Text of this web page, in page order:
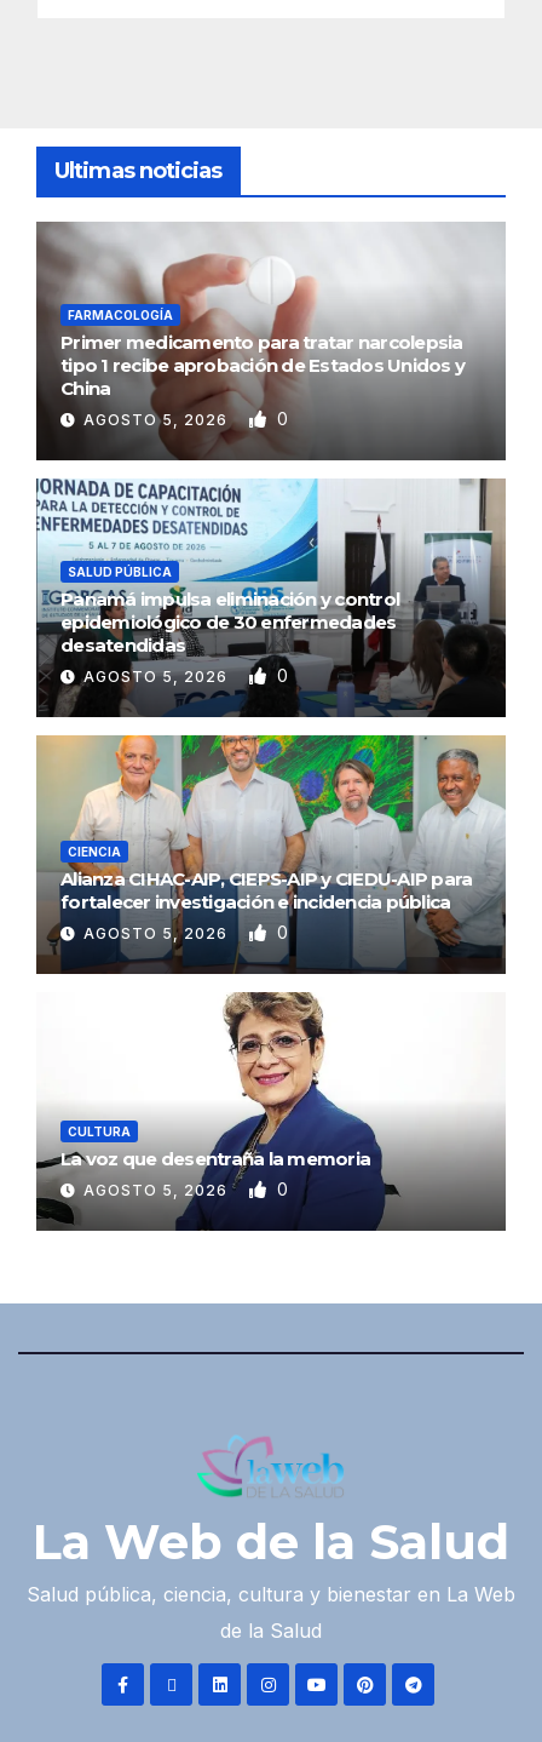
Ultimas noticias
FARMACOLOGÍA
Primer medicamento para tratar narcolepsia
tipo 1 recibe aprobación de Estados Unidos y
China
AGOSTO 5, 2026 0
SALUD PÚBLICA
Panamá impulsa eliminación y control
epidemiológico de 30 enfermedades
desatendidas
AGOSTO 5, 2026 0
CIENCIA
Alianza CIHAC-AIP, CIEPS-AIP y CIEDU-AIP para
fortalecer investigación e incidencia pública
AGOSTO 5, 2026 0
CULTURA
La voz que desentraña la memoria
AGOSTO 5, 2026 0
La Web de la Salud
Salud pública, ciencia, cultura y bienestar en La Web
de la Salud